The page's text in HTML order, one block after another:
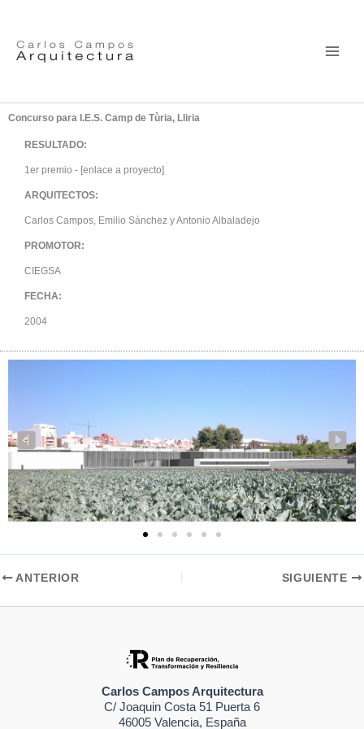
Concurso para I.E.S. Camp de Tùria, Lliria
RESULTADO:
1er premio - [enlace a proyecto]
ARQUITECTOS:
Carlos Campos, Emilio Sánchez y Antonio Albaladejo
PROMOTOR:
CIEGSA
FECHA:
2004
ANTERIOR SIGUIENTE
Carlos Campos Arquitectura
C/ Joaquin Costa 51 Puerta 6
46005 Valencia, España